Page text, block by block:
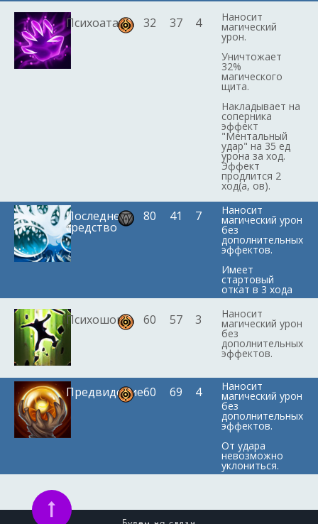
Психоатака 32 37 4 Наносит
магический
урон.
Уничтожает
32%
магического
щита.
Накладывает на
соперника
эффект
"Ментальный
удар" на 35 ед
урона за ход.
Эффект
продлится 2
ход(а, ов).
Последнее
средство
80 41 7 Наносит
магический урон
без
дополнительных
эффектов.
Имеет
стартовый
откат в 3 хода
Психошок 60 57 3 Наносит
магический урон
без
дополнительных
эффектов.
Предвидение60 69 4 Наносит
магический урон
без
дополнительных
эффектов.
От удара
невозможно
уклониться.